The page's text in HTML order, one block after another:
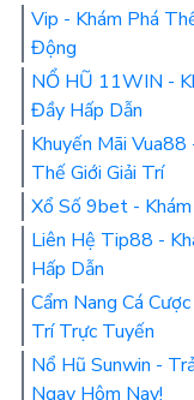
Vip - Khám Phá
Động
NỔ HŨ 11WIN -
Đầy Hấp Dẫn
Khuyến Mãi
Thế Giới Giải Trí
Xổ Số 9bet -
Liên Hệ Tip88 -
Hấp Dẫn
Cẩm Nang Cá
Trí Trực Tuyến
Nổ Hũ Sunwin -
Ngay Hôm Nay!